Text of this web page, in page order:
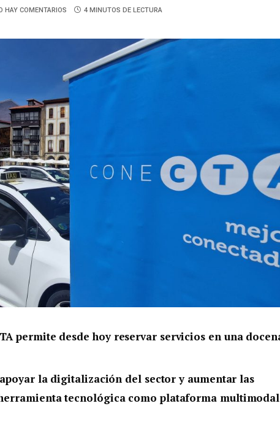
HAY COMENTARIOS 4 MINUTOS DE LECTURA
permite desde hoy reservar servicios en una
la digitalización del sector y aumentar las
tecnológica como plataforma